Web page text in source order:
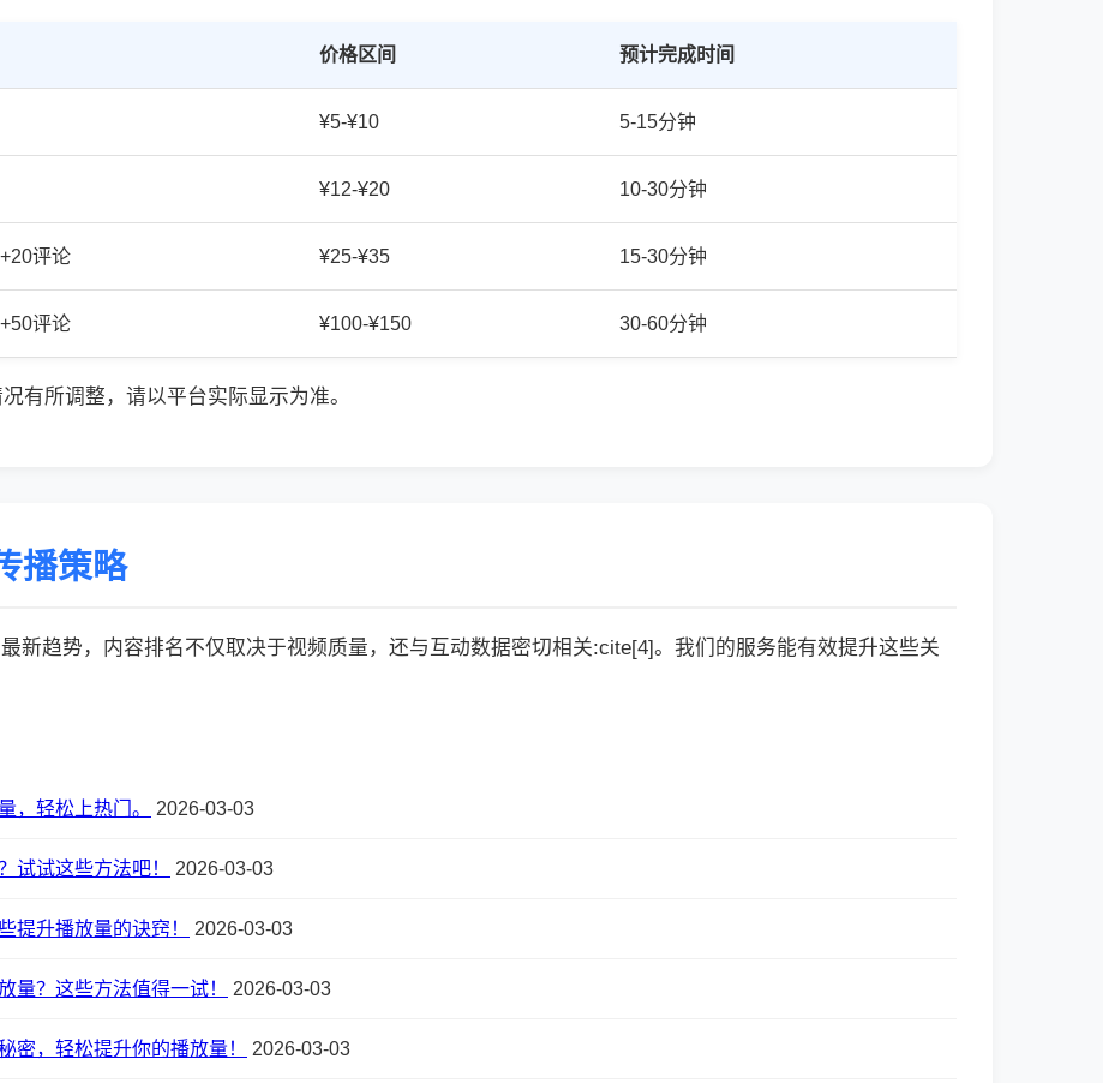
价格区间 预计完成时间
¥5-¥10 5-15分钟
¥12-¥20 10-30分钟
评论 ¥25-¥35 15-30分钟
评论 ¥100-¥150 30-60分钟
有所调整，请以平台实际显示为准。
播策略
新趋势，内容排名不仅取决于视频质量，还与互动数据密切相关:cite[4]。我们的服务能有效提升这些关
，轻松上热门。 2026-03-03
试试这些方法吧！ 2026-03-03
提升播放量的诀窍！ 2026-03-03
量？这些方法值得一试！ 2026-03-03
密，轻松提升你的播放量！ 2026-03-03